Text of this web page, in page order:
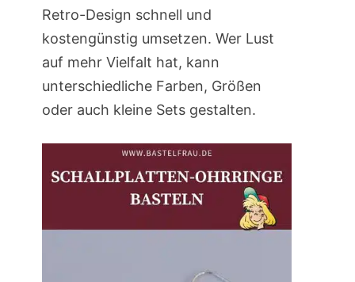
Retro-Design schnell und
kostengünstig umsetzen. Wer Lust
auf mehr Vielfalt hat, kann
unterschiedliche Farben, Größen
oder auch kleine Sets gestalten.